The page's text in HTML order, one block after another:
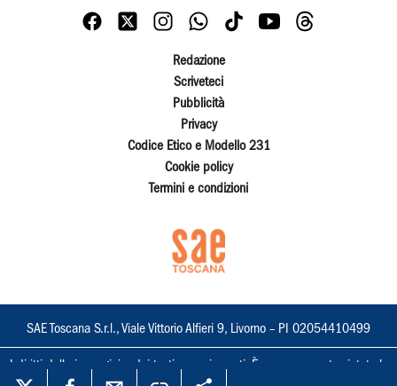
Redazione
Scriveteci
Pubblicità
Privacy
Codice Etico e Modello 231
Cookie policy
Termini e condizioni
SAE Toscana S.r.l., Viale Vittorio Alfieri 9, Livorno – PI 02054410499
I diritti delle immagini e dei testi sono riservati. È espressamente vietata la